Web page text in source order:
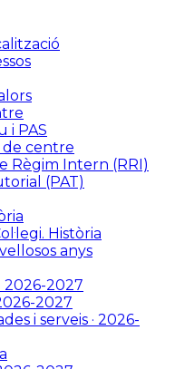
i PAS
de centre
Règim Intern (RRI)
(PAT)
Història
anys
2026-2027
2027
i serveis · 2026-